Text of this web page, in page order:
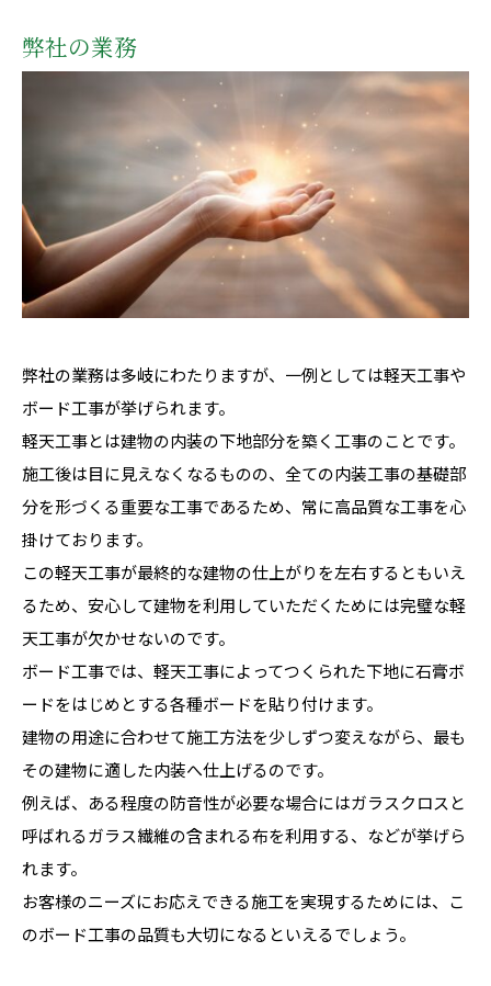
弊社の業務
弊社の業務は多岐にわたりますが、一例としては軽天工事や
ボード工事が挙げられます。
軽天工事とは建物の内装の下地部分を築く工事のことです。
施工後は目に見えなくなるものの、全ての内装工事の基礎部
分を形づくる重要な工事であるため、常に高品質な工事を心
掛けております。
この軽天工事が最終的な建物の仕上がりを左右するともいえ
るため、安心して建物を利用していただくためには完璧な軽
天工事が欠かせないのです。
ボード工事では、軽天工事によってつくられた下地に石膏ボ
ードをはじめとする各種ボードを貼り付けます。
建物の用途に合わせて施工方法を少しずつ変えながら、最も
その建物に適した内装へ仕上げるのです。
例えば、ある程度の防音性が必要な場合にはガラスクロスと
呼ばれるガラス繊維の含まれる布を利用する、などが挙げら
れます。
お客様のニーズにお応えできる施工を実現するためには、こ
のボード工事の品質も大切になるといえるでしょう。